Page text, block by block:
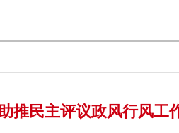
推民主评议政风行风工